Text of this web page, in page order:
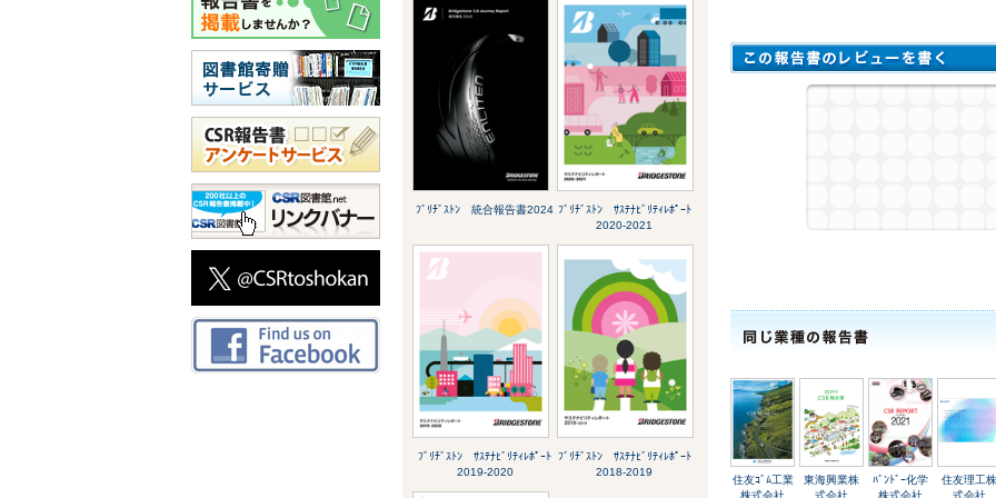
ﾌﾞﾘﾁﾞｽﾄﾝ 統合報告書2024 ﾌﾞﾘﾁﾞｽﾄﾝ ｻｽﾃﾅﾋﾞﾘﾃｨﾚﾎﾟｰﾄ
2020-2021
ﾌﾞﾘﾁﾞｽﾄﾝ ｻｽﾃﾅﾋﾞﾘﾃｨﾚﾎﾟｰﾄ
2019-2020
ﾌﾞﾘﾁﾞｽﾄﾝ ｻｽﾃﾅﾋﾞﾘﾃｨﾚﾎﾟｰﾄ
2018-2019
住友ｺﾞﾑ工業
株式会社
東海興業株
式会社
ﾊﾞﾝﾄﾞｰ化学
株式会社
住友理工株
式会社